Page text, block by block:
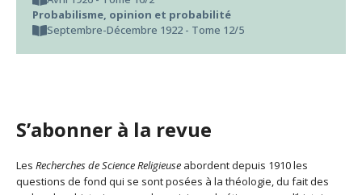
Probabilisme, opinion et probabilité
Septembre-Décembre 1922 - Tome 12/5
S’abonner à la revue
Les Recherches de Science Religieuse abordent depuis 1910 les
questions de fond qui se sont posées à la théologie, du fait des